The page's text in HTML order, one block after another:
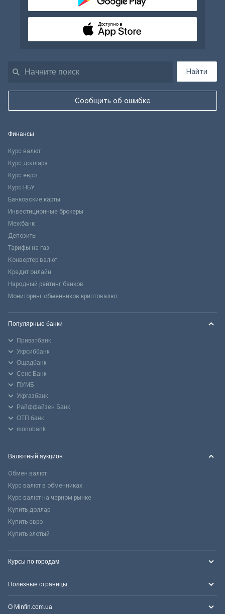
Найти
Сообщить об ошибке
Доступно в
Финансы
Курс валют
Курс доллара
Курс евро
Курс НБУ
Банковские карты
Инвестиционные брокеры
Межбанк
Депозиты
Тарифы на газ
Конвертер валют
Кредит онлайн
Народный рейтинг банков
Мониторинг обменников криптовалют
Популярные банки
Приватбанк
Укрсиббанк
Ощадбанк
Сенс Банк
ПУМБ
Укргазбанк
Райффайзен Банк
ОТП банк
monobank
Валютный аукцион
Обмен валют
Курс валют в обменниках
Курс валют на черном рынке
Купить доллар
Купить евро
Купить злотый
Курсы по городам
Полезные страницы
О Minfin.com.ua